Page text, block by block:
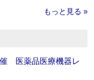
もっと見る »
医薬品医療機器レ